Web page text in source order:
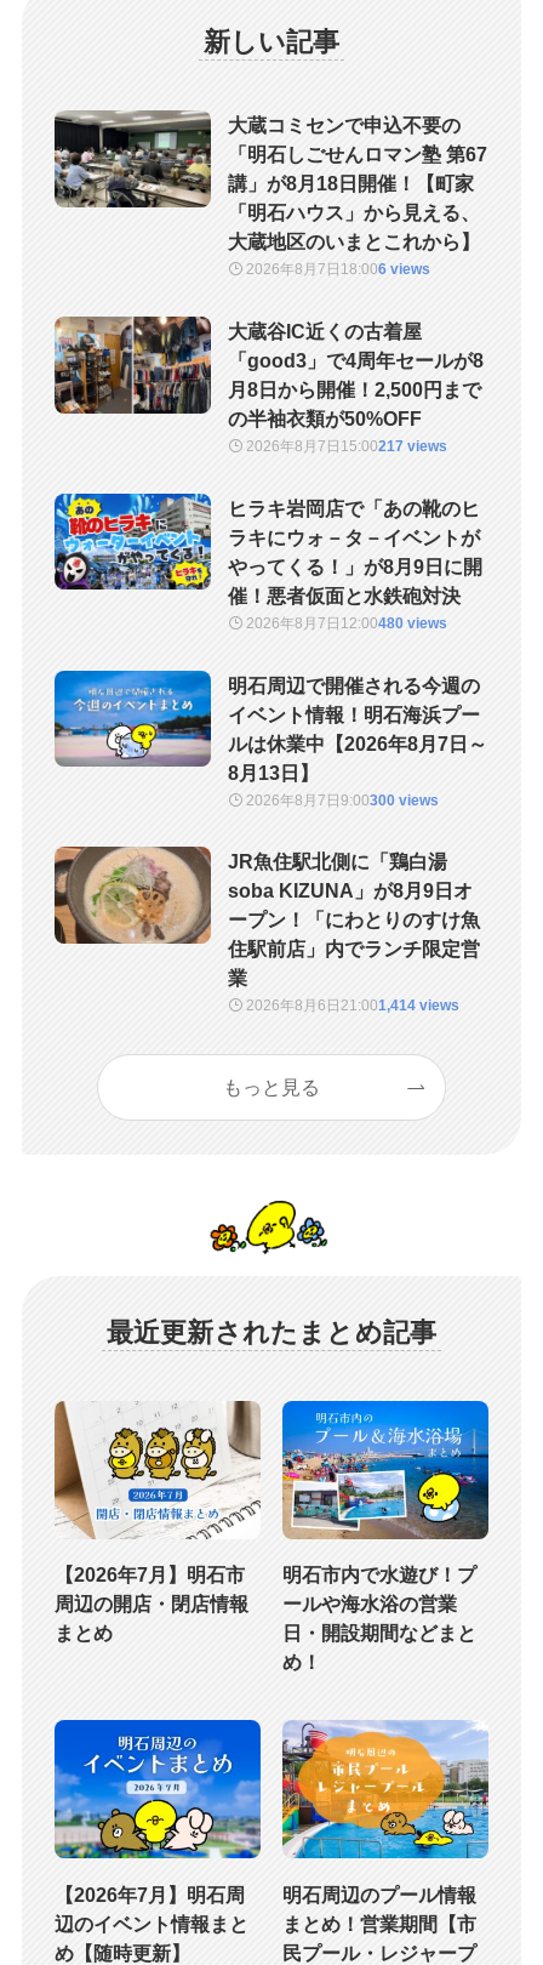
新しい記事
大蔵コミセンで申込不要の
「明石しごせんロマン塾 第67
講」が8月18日開催！【町家
「明石ハウス」から見える、
大蔵地区のいまとこれから】
2026年8月7日 18:006 views
大蔵谷IC近くの古着屋
「good3」で4周年セールが8
月8日から開催！2,500円まで
の半袖衣類が50%OFF
2026年8月7日 15:00217 views
ヒラキ岩岡店で「あの靴のヒ
ラキにウォ－タ－イベントが
やってくる！」が8月9日に開
催！悪者仮面と水鉄砲対決
2026年8月7日 12:00480 views
明石周辺で開催される今週の
イベント情報！明石海浜プー
ルは休業中【2026年8月7日～
8月13日】
2026年8月7日9:00300 views
JR魚住駅北側に「鶏白湯
soba KIZUNA」が8月9日オ
ープン！「にわとりのすけ魚
住駅前店」内でランチ限定営
業
2026年8月6日21:001,414 views
もっと見る
最近更新されたまとめ記事
【2026年7月】明石市
周辺の開店・閉店情報
まとめ
明石市内で水遊び！プ
ールや海水浴の営業
日・開設期間などまと
め！
【2026年7月】明石周
辺のイベント情報まと
め【随時更新】
明石周辺のプール情報
まとめ！営業期間【市
民プール・レジャープ